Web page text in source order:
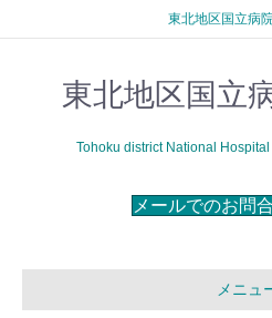
東北地区国立病
東北地区国立
Tohoku district National
メールでのお問
メニュ